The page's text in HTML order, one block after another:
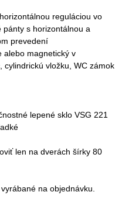
reguláciou vo
s horizontálnou a
prevedení
alebo magnetický v
cylindrickú vložku, WC zámok
lepené sklo VSG 221
len na dverách šírky 80
na objednávku.